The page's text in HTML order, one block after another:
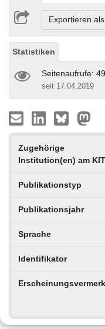
Exportieren
Statistiken
Seitenaufrufe: 49
seit 17.04.2019
Zugehörige
Institution(en) am KIT
Publikationstyp
Publikationsjahr
Sprache
Identifikator
Erscheinungsvermerk